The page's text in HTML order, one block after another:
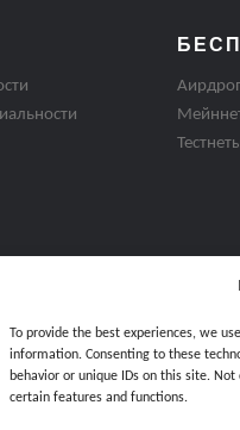
To provide the best experiences, we
information. Consenting to these
behavior or unique IDs on this site.
certain features and functions.